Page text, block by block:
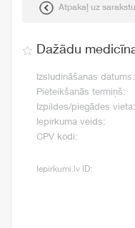
Atpakaļ uz sarakstu
Dažādu
Izsludināšanas datums:
Pieteikšanās termiņš:
Izpildes/piegādes vieta:
Iepirkuma veids:
CPV kodi:
Iepirkumi.lv ID: